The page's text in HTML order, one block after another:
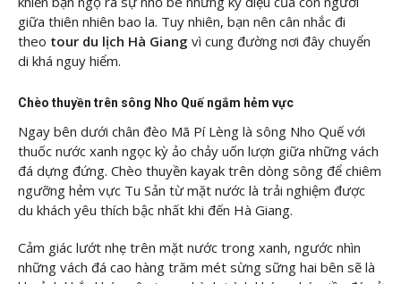
giữa thiên nhiên bao la. Tuy nhiên, bạn nên cân nhắc đi
theo tour du lịch Hà Giang vì cung đường nơi đây chuyển
di khá nguy hiểm.
Chèo thuyền trên sông Nho Quế ngắm hẻm vực
Ngay bên dưới chân đèo Mã Pí Lèng là sông Nho Quế với
thuốc nước xanh ngọc kỳ ảo chảy uốn lượn giữa những vách
đá dựng đứng. Chèo thuyền kayak trên dòng sông để chiêm
ngưỡng hẻm vực Tu Sản từ mặt nước là trải nghiệm được
du khách yêu thích bậc nhất khi đến Hà Giang.
Cảm giác lướt nhẹ trên mặt nước trong xanh, ngước nhìn
những vách đá cao hàng trăm mét sừng sững hai bên sẽ là